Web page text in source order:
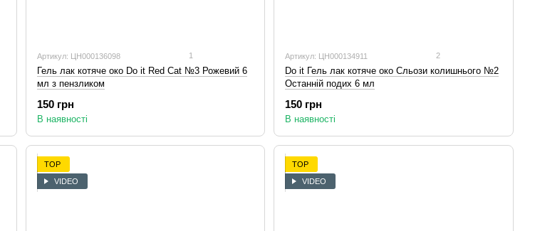
Артикул: ЦН000136098 1
Гель лак котяче око Do it Red Cat №3 Рожевий 6
мл з пензликом
150 грн
В наявності
Артикул: ЦН000134911 2
Do it Гель лак котяче око Сльози колишнього №2
Останній подих 6 мл
150 грн
В наявності
TOP
VIDEO
TOP
VIDEO